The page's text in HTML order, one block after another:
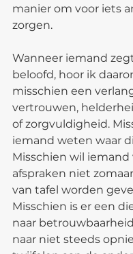
manier om voor iets
zorgen.
Wanneer iemand
beloofd, hoor ik
misschien een
vertrouwen,
of zorgvuldigheid.
iemand weten waar
Misschien wil iemand
afspraken niet
van tafel worden
Misschien is er een
naar
naar niet steeds